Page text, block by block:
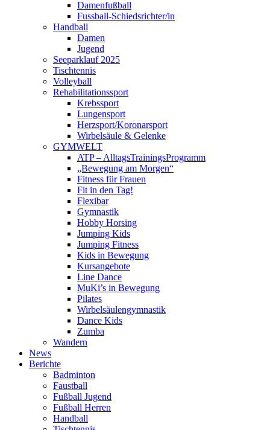
Damenfußball
Fussball-Schiedsrichter/in
Handball
Damen
Jugend
Seeparklauf 2025
Tischtennis
Volleyball
Rehabilitationssport
Krebssport
Lungensport
Herzsport/Koronarsport
Wirbelsäule & Gelenke
GYMWELT
ATP – AlltagsTrainingsProgramm
„Bewegung am Morgen“
Fitness für Frauen
Fit in den Tag!
Flexibar
Gymnastik
Hobby Horsing
Jumping Kids
Jumping Fitness
Kids in Bewegung
Kursangebote
Line Dance
MuKi’s in Bewegung
Pilates
Wirbelsäulengymnastik
Dance Kids
Zumba
Wandern
News
Berichte
Badminton
Faustball
Fußball Jugend
Fußball Herren
Handball